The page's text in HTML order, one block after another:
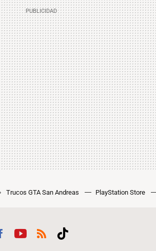
Trucos GTA San Andreas PlayStation Store